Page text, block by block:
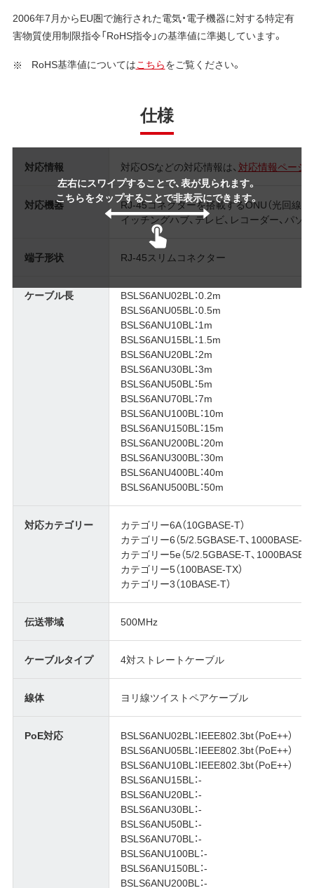
2006年7月からEU圏で施行された電気・電子機器に対する特定有
害物質使用制限指令「RoHS指令」の基準値に準拠しています。
RoHS基準値についてはこちらをご覧ください。
仕様
左右にスワイプすることで、表が見られます。
こちらをタップすることで非表示にできます。
対応情報 対応OSなどの対応情報は、 対応情報ページ
対応機器
RJ-45コネクターを搭載するONU（光回線終
イッチングハブ、テレビ、レコーダー、パソ
端子形状 RJ-45スリムコネクター
ケーブル長
BSLS6ANU02BL：0.2m
BSLS6ANU05BL：0.5m
BSLS6ANU10BL：1m
BSLS6ANU15BL：1.5m
BSLS6ANU20BL：2m
BSLS6ANU30BL：3m
BSLS6ANU50BL：5m
BSLS6ANU70BL：7m
BSLS6ANU100BL：10m
BSLS6ANU150BL：15m
BSLS6ANU200BL：20m
BSLS6ANU300BL：30m
BSLS6ANU400BL：40m
BSLS6ANU500BL：50m
対応カテゴリー
カテゴリー6A（10GBASE-T）
カテゴリー6（5/2.5GBASE-T、1000BASE-T）
カテゴリー5e（5/2.5GBASE-T、1000BASE-T
カテゴリー5（100BASE-TX）
カテゴリー3（10BASE-T）
伝送帯域 500MHz
ケーブルタイプ 4対ストレートケーブル
線体 ヨリ線ツイストペアケーブル
PoE対応
BSLS6ANU02BL：IEEE802.3bt（PoE++）
BSLS6ANU05BL：IEEE802.3bt（PoE++）
BSLS6ANU10BL：IEEE802.3bt（PoE++）
BSLS6ANU15BL：-
BSLS6ANU20BL：-
BSLS6ANU30BL：-
BSLS6ANU50BL：-
BSLS6ANU70BL：-
BSLS6ANU100BL：-
BSLS6ANU150BL：-
BSLS6ANU200BL：-